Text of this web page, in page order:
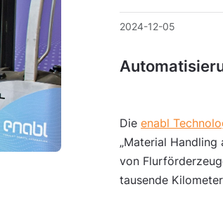
2024-12-05
Die enabl
„Material
von
tausende